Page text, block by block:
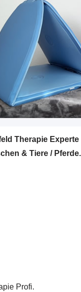
Therapie
& Tiere /
Profi.